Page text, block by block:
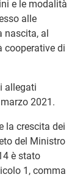
e le modalità
alle
nascita, al
cooperative di
allegati
2021.
la crescita dei
del Ministro
è stato
1, comma